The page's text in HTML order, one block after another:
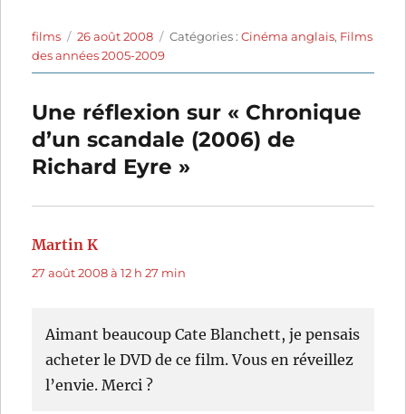
Auteur
films
Publié
le
26 août 2008 Catégories
Catégories :Cinéma anglais, Films
des années 2005-2009
Une réflexion sur « Chronique
d’un scandale (2006) de
Richard Eyre »
Martin K
27 août 2008 à 12 h 27 min
Aimant beaucoup Cate Blanchett, je pensais
acheter le DVD de ce film. Vous en réveillez
l’envie. Merci ?